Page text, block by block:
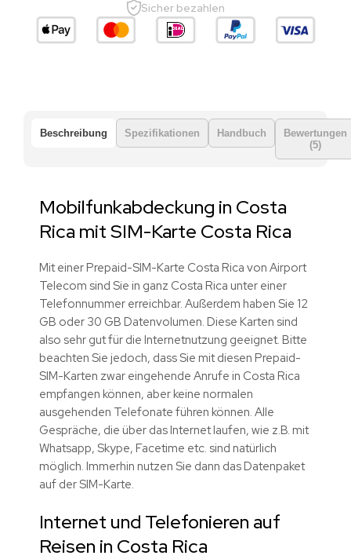
Sicher bezahlen
Beschreibung Spezifikationen Handbuch
Bewertungen
(5)
Mobilfunkabdeckung in Costa
Rica mit SIM-Karte Costa Rica
Mit einer Prepaid-SIM-Karte Costa Rica von Airport
Telecom sind Sie in ganz Costa Rica unter einer
Telefonnummer erreichbar. Außerdem haben Sie 12
GB oder 30 GB Datenvolumen. Diese Karten sind
also sehr gut für die Internetnutzung geeignet. Bitte
beachten Sie jedoch, dass Sie mit diesen Prepaid-
SIM-Karten zwar eingehende Anrufe in Costa Rica
empfangen können, aber keine normalen
ausgehenden Telefonate führen können. Alle
Gespräche, die über das Internet laufen, wie z.B. mit
Whatsapp, Skype, Facetime etc. sind natürlich
möglich. Immerhin nutzen Sie dann das Datenpaket
auf der SIM-Karte.
Internet und Telefonieren auf
Reisen in Costa Rica